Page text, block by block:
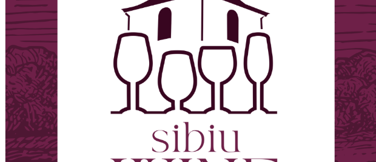
English